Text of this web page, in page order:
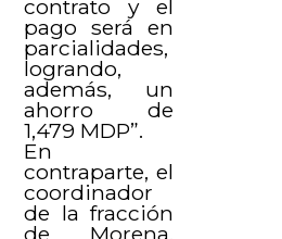
contrato y el
pago será en
parcialidades,
logrando,
además, un
ahorro de
1,479 MDP”.
En
contraparte, el
coordinador
de la fracción